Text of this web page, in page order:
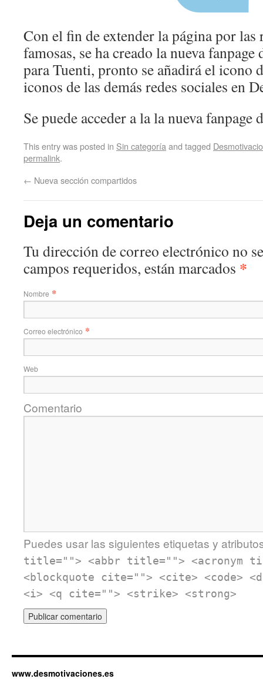
Con el fin de extender la página por las
famosas, se ha creado la nueva
para Tuenti, pronto se añadirá el icono
iconos de las demás redes sociales en
Se puede acceder a la la nueva fanpage
This entry was posted in Sin categoría and tagged
permalink.
← Nueva sección compartidos
Deja un comentario
Tu dirección de correo electrónico no
campos requeridos, están marcados *
Nombre *
Correo electrónico *
Web
Comentario
Puedes usar las siguientes etiquetas y
title=""> <abbr title=""> <acronym
<blockquote cite=""> <cite> <code>
<i> <q cite=""> <strike> <strong>
www.desmotivaciones.es